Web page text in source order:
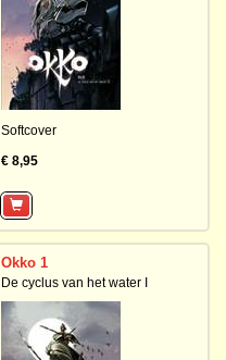
Softcover
€ 8,95
Okko 1
De cyclus van het water I